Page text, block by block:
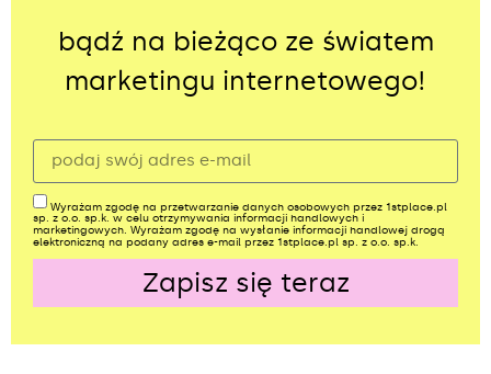
bądź na bieżąco ze światem
marketingu internetowego!
Wyrażam zgodę na przetwarzanie danych osobowych przez 1stplace.pl
sp. z o.o. sp.k. w celu otrzymywania informacji handlowych i
marketingowych. Wyrażam zgodę na wysłanie informacji handlowej drogą
elektroniczną na podany adres e-mail przez 1stplace.pl sp. z o.o. sp.k.
Zapisz się teraz